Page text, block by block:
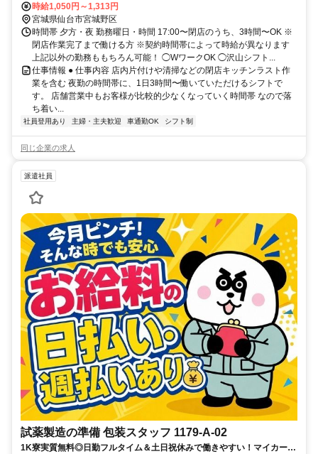
時給1,050円～1,313円
宮城県仙台市宮城野区
時間帯 夕方・夜 勤務曜日・時間 17:00〜閉店のうち、3時間〜OK ※
閉店作業完了まで働ける方 ※契約時間帯によって時給が異なります
上記以外の勤務ももちろん可能！ ◯WワークOK ◯沢山シフト...
仕事情報 ● 仕事内容 店内片付けや清掃などの閉店キッチンラスト作
業を含む 夜勤の時間帯に、1日3時間〜働いていただけるシフトで
す。 店舗営業中もお客様が比較的少なくなっていく時間帯 なので落
ち着い...
社員登用あり 主婦・主夫歓迎 車通勤OK シフト制
同じ企業の求人
派遣社員
試薬製造の準備 包装スタッフ 1179-A-02
1K寮実質無料◎日勤フルタイム＆土日祝休みで働きやすい！マイカー通